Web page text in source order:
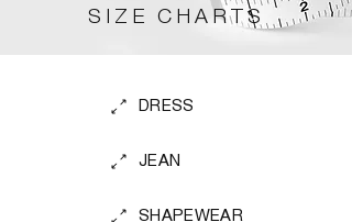
SIZE CHARTS
DRESS
JEAN
SHAPEWEAR